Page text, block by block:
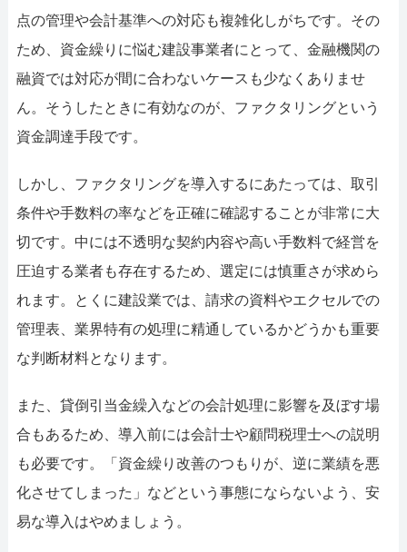
点の管理や会計基準への対応も複雑化しがちです。その
ため、資金繰りに悩む建設事業者にとって、金融機関の
融資では対応が間に合わないケースも少なくありませ
ん。そうしたときに有効なのが、ファクタリングという
資金調達手段です。
しかし、ファクタリングを導入するにあたっては、取引
条件や手数料の率などを正確に確認することが非常に大
切です。中には不透明な契約内容や高い手数料で経営を
圧迫する業者も存在するため、選定には慎重さが求めら
れます。とくに建設業では、請求の資料やエクセルでの
管理表、業界特有の処理に精通しているかどうかも重要
な判断材料となります。
また、貸倒引当金繰入などの会計処理に影響を及ぼす場
合もあるため、導入前には会計士や顧問税理士への説明
も必要です。「資金繰り改善のつもりが、逆に業績を悪
化させてしまった」などという事態にならないよう、安
易な導入はやめましょう。